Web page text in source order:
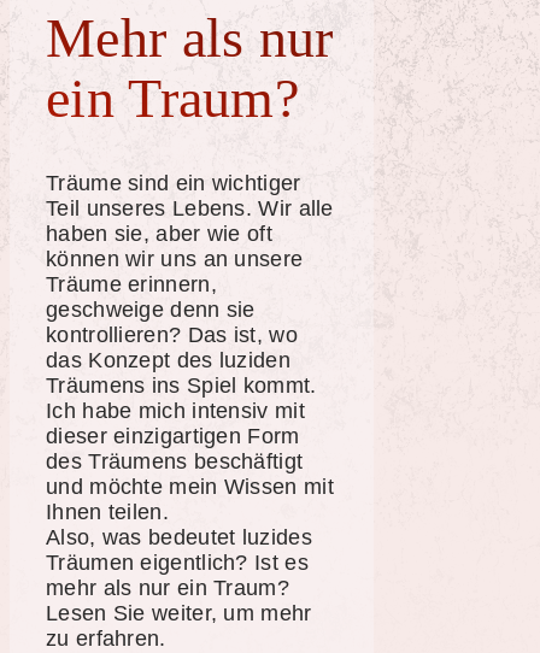
Mehr als nur
ein Traum?
Träume sind ein wichtiger
Teil unseres Lebens. Wir alle
haben sie, aber wie oft
können wir uns an unsere
Träume erinnern,
geschweige denn sie
kontrollieren? Das ist, wo
das Konzept des luziden
Träumens ins Spiel kommt.
Ich habe mich intensiv mit
dieser einzigartigen Form
des Träumens beschäftigt
und möchte mein Wissen mit
Ihnen teilen.
Also, was bedeutet luzides
Träumen eigentlich? Ist es
mehr als nur ein Traum?
Lesen Sie weiter, um mehr
zu erfahren.